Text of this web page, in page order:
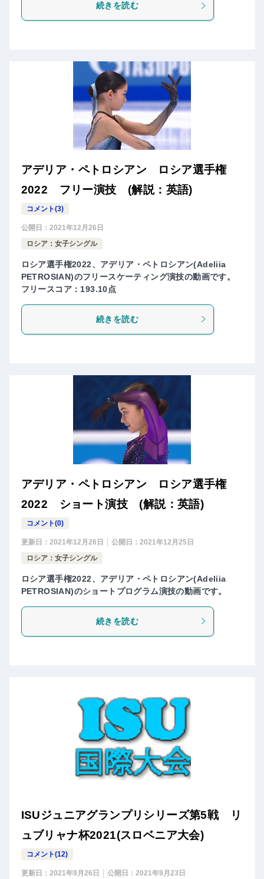
続きを読む
アデリア・ペトロシアン ロシア選手権
2022 フリー演技 (解説：英語)
コメント(3)
公開日： 2021年12月26日
ロシア：女子シングル
ロシア選手権2022、アデリア・ペトロシアン(Adeliia
PETROSIAN)のフリースケーティング演技の動画です。
フリースコア：193.10点
続きを読む
アデリア・ペトロシアン ロシア選手権
2022 ショート演技 (解説：英語)
コメント(0)
更新日： 2021年12月26日 公開日： 2021年12月25日
ロシア：女子シングル
ロシア選手権2022、アデリア・ペトロシアン(Adeliia
PETROSIAN)のショートプログラム演技の動画です。
続きを読む
ISUジュニアグランプリシリーズ第5戦 リ
ュブリャナ杯2021(スロベニア大会)
コメント(12)
更新日： 2021年9月26日 公開日： 2021年9月23日